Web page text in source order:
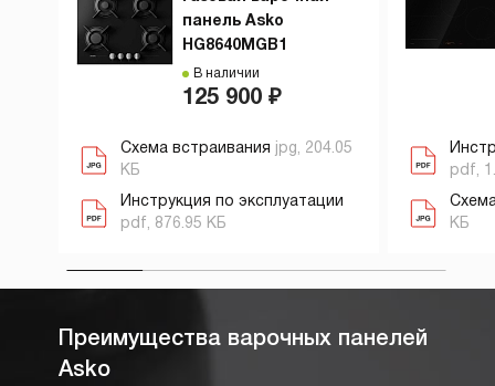
панель Asko
HG8640MGB1
В наличии
125 900 ₽
Схема встраивания jpg, 204.05
КБ
Инструкция по эксплуатации
pdf, 876.95 КБ
pdf,
КБ
Преимущества варочных панелей
Asko